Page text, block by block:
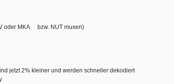
oder MKA bzw. NUT muxen)
jetzt 2% kleiner und werden schneller dekodiert